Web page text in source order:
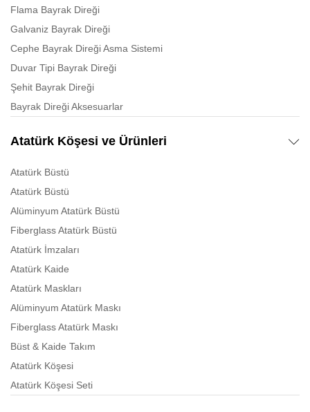
Flama Bayrak Direği
Galvaniz Bayrak Direği
Cephe Bayrak Direği Asma Sistemi
Duvar Tipi Bayrak Direği
Şehit Bayrak Direği
Bayrak Direği Aksesuarlar
Atatürk Köşesi ve Ürünleri
Atatürk Büstü
Atatürk Büstü
Alüminyum Atatürk Büstü
Fiberglass Atatürk Büstü
Atatürk İmzaları
Atatürk Kaide
Atatürk Maskları
Alüminyum Atatürk Maskı
Fiberglass Atatürk Maskı
Büst & Kaide Takım
Atatürk Köşesi
Atatürk Köşesi Seti